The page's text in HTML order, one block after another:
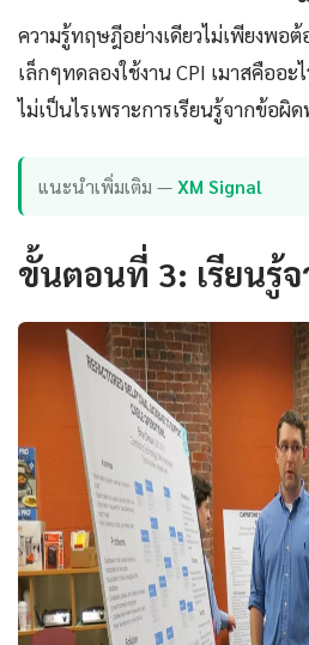
ความรู้ทฤษฎีอย่างเดียวไม่เพียงพอต้
เล็กๆทดลองใช้งาน CPI เมาสคืออ
ไม่เป็นไรเพราะการเรียนรู้จากข้อ
แนะนำเพิ่มเติม —XM Signal
ขั้นตอนที่ 3: เรียนรู้